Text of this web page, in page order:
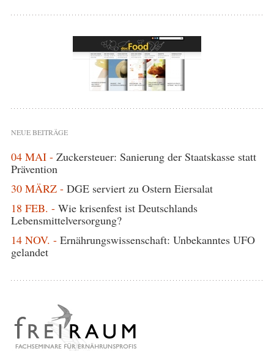
NEUE BEITRÄGE
04 MAI - Zuckersteuer: Sanierung der Staatskasse statt
Prävention
30 MÄRZ - DGE serviert zu Ostern Eiersalat
18 FEB. - Wie krisenfest ist Deutschlands
Lebensmittelversorgung?
14 NOV. - Ernährungswissenschaft: Unbekanntes UFO
gelandet